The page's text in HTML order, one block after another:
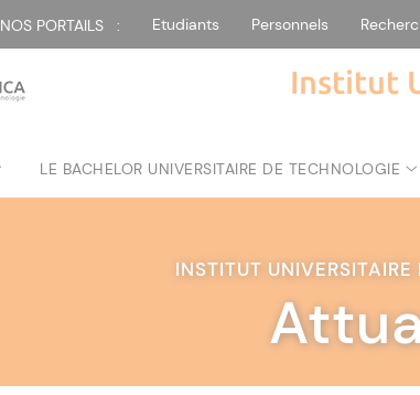
NOS PORTAILS : Etudiants Personnels
Institut
LE BACHELOR UNIVERSITAIRE DE TECHNOLOGIE
INSTITUT